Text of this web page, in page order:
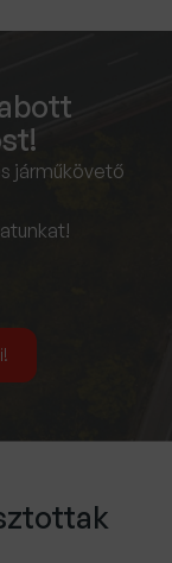
járműkövető